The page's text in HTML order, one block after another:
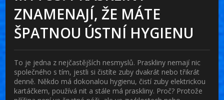
ZNAMENAJÍ, ŽE MÁTE
ŠPATNOU ÚSTNÍ HYGIENU
To je jedna z nejčastějších nesmyslů. Praskliny nemají nic
společného s tím, jestli si čistíte zuby dvakrát nebo třikrát
denně. Někdo má dokonalou hygienu, čistí zuby elektrickou
kartáčkem, používá nit a stále má praskliny. Proč? Protože